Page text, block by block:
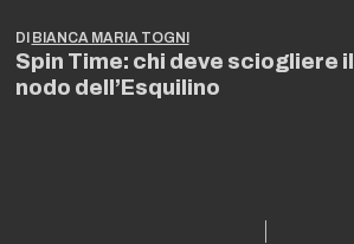
DI BIANCA MARIA TOGNI
Spin Time: chi deve sciogliere il
nodo dell’Esquilino